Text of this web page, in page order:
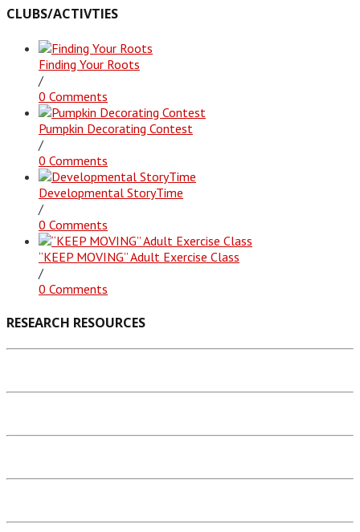
CLUBS/ACTIVTIES
Finding Your Roots
/
0 Comments
Pumpkin Decorating Contest
/
0 Comments
Developmental StoryTime
/
0 Comments
“KEEP MOVING” Adult Exercise Class
/
0 Comments
RESEARCH RESOURCES